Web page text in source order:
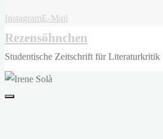
InstagramE-Mail
Rezensöhnchen
Studentische Zeitschrift für Literaturkritik